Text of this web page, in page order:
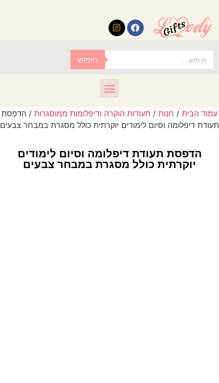
חיפוש
עמוד הבית / חנות / תעודות הוקרה ודיפלומות ממוסגרות / הדפסת
תעודת דיפלומה וסיום לימודים יוקרתית כולל מסגרת במבחר צבעים
הדפסת תעודת דיפלומה וסיום לימודים
יוקרתית כולל מסגרת במבחר צבעים